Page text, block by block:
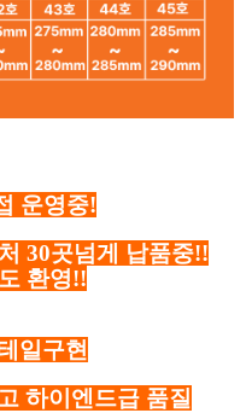
운영중!
30곳넘게 납품중!!
환영!!
일구현
하이엔드급 품질